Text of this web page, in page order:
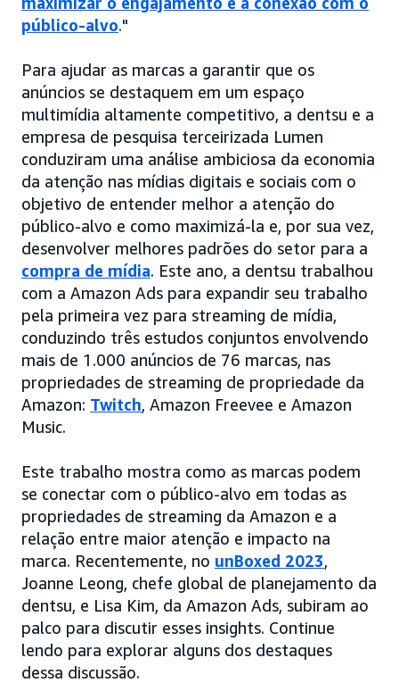
público-alvo."
Para ajudar as marcas a garantir que os
anúncios se destaquem em um espaço
multimídia altamente competitivo, a dentsu e a
empresa de pesquisa terceirizada Lumen
conduziram uma análise ambiciosa da economia
da atenção nas mídias digitais e sociais com o
objetivo de entender melhor a atenção do
público-alvo e como maximizá-la e, por sua vez,
desenvolver melhores padrões do setor para a
compra de mídia. Este ano, a dentsu trabalhou
com a Amazon Ads para expandir seu trabalho
pela primeira vez para streaming de mídia,
conduzindo três estudos conjuntos envolvendo
mais de 1.000 anúncios de 76 marcas, nas
propriedades de streaming de propriedade da
Amazon: Twitch, Amazon Freevee e Amazon
Music.
Este trabalho mostra como as marcas podem
se conectar com o público-alvo em todas as
propriedades de streaming da Amazon e a
relação entre maior atenção e impacto na
marca. Recentemente, no unBoxed 2023,
Joanne Leong, chefe global de planejamento da
dentsu, e Lisa Kim, da Amazon Ads, subiram ao
palco para discutir esses insights. Continue
lendo para explorar alguns dos destaques
dessa discussão.